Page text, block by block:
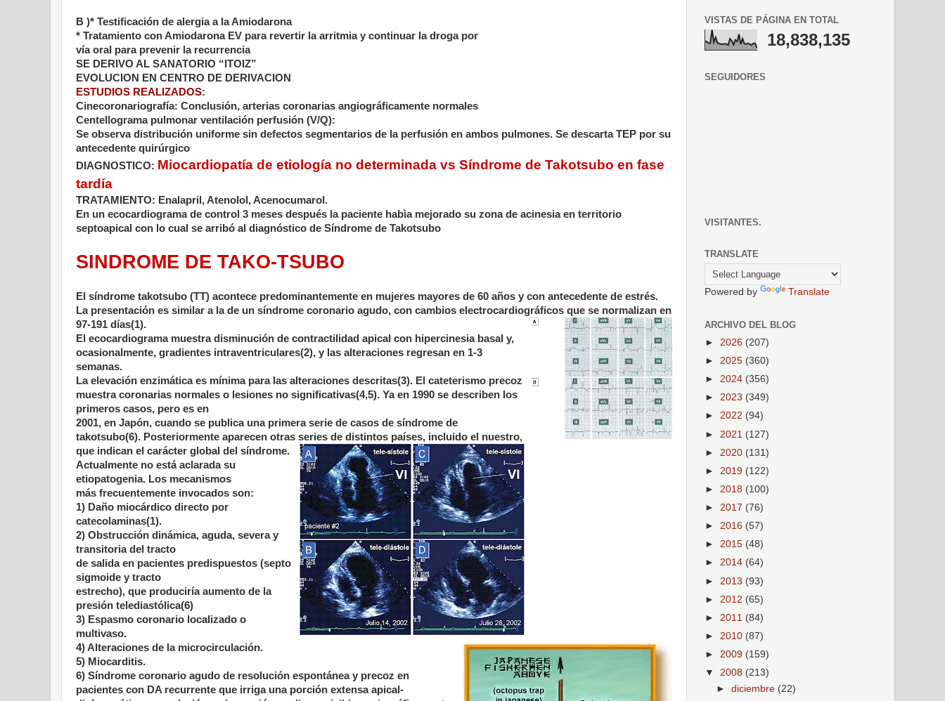
B )* Testificación de alergia a la Amiodarona
* Tratamiento con Amiodarona EV para revertir la arritmia y continuar la droga por
vía oral para prevenir la recurrencia
SE DERIVO AL SANATORIO “ITOIZ”
EVOLUCION EN CENTRO DE DERIVACION
ESTUDIOS REALIZADOS:
Cinecoronariografía: Conclusión, arterias coronarias angiográficamente normales
Centellograma pulmonar ventilación perfusión (V/Q):
Se observa distribución uniforme sin defectos segmentarios de la perfusión en ambos pulmones. Se descarta TEP por su
antecedente quirúrgico
DIAGNOSTICO: Miocardiopatía de etiología no determinada vs Síndrome de Takotsubo en fase
tardía
TRATAMIENTO: Enalapril, Atenolol, Acenocumarol.
En un ecocardiograma de control 3 meses después la paciente habìa mejorado su zona de acinesia en territorio
septoapical con lo cual se arribó al diagnóstico de Síndrome de Takotsubo
SINDROME DE TAKO-TSUBO
El síndrome takotsubo (TT) acontece predominantemente en mujeres mayores de 60 años y con antecedente de estrés.
La presentación es similar a la de un síndrome coronario agudo, con cambios electrocardiográficos que se normalizan en
97-191 días(1).
El ecocardiograma muestra disminución de contractilidad apical con hipercinesia basal y,
ocasionalmente, gradientes intraventriculares(2), y las alteraciones regresan en 1-3
semanas.
La elevación enzimática es mínima para las alteraciones descritas(3). El cateterismo precoz
muestra coronarias normales o lesiones no significativas(4,5). Ya en 1990 se describen los
primeros casos, pero es en
2001, en Japón, cuando se publica una primera serie de casos de síndrome de
takotsubo(6). Posteriormente aparecen otras series de distintos países, incluido el nuestro,
que indican el carácter global del síndrome.
Actualmente no está aclarada su
etiopatogenia. Los mecanismos
más frecuentemente invocados son:
1) Daño miocárdico directo por
catecolaminas(1).
2) Obstrucción dinámica, aguda, severa y
transitoria del tracto
de salida en pacientes predispuestos (septo
sigmoide y tracto
estrecho), que produciría aumento de la
presión telediastólica(6)
3) Espasmo coronario localizado o
multivaso.
4) Alteraciones de la microcirculación.
5) Miocarditis.
6) Síndrome coronario agudo de resolución espontánea y precoz en
pacientes con DA recurrente que irriga una porción extensa apical-
VISTAS DE PÁGINA EN TOTAL
18,838,135
SEGUIDORES
VISITANTES.
TRANSLATE
Powered by Translate
ARCHIVO DEL BLOG
► 2026 (207)
► 2025 (360)
► 2024 (356)
► 2023 (349)
► 2022 (94)
► 2021 (127)
► 2020 (131)
► 2019 (122)
► 2018 (100)
► 2017 (76)
► 2016 (57)
► 2015 (48)
► 2014 (64)
► 2013 (93)
► 2012 (65)
► 2011 (84)
► 2010 (87)
► 2009 (159)
▼ 2008 (213)
►diciembre (22)